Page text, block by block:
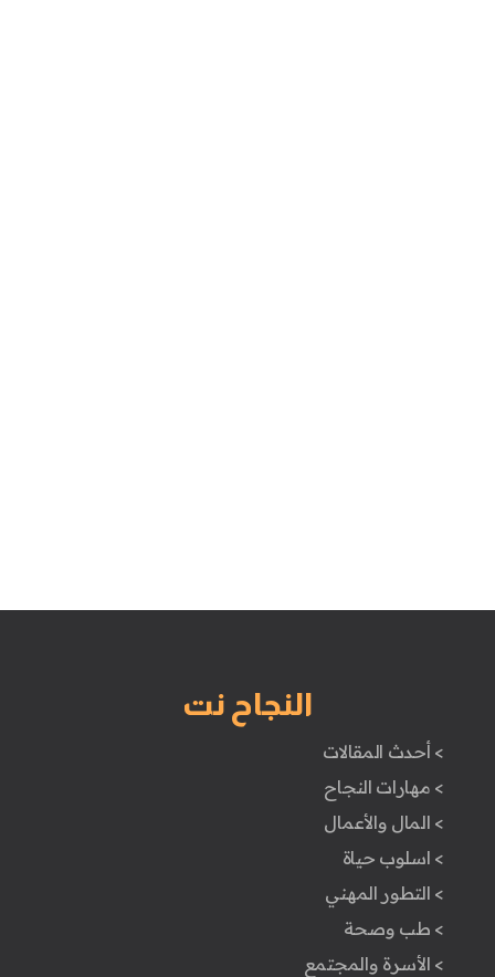
النجاح نت
> أحدث المقالات
> مهارات النجاح
> المال والأعمال
> اسلوب حياة
> التطور المهني
> طب وصحة
> الأسرة والمجتمع